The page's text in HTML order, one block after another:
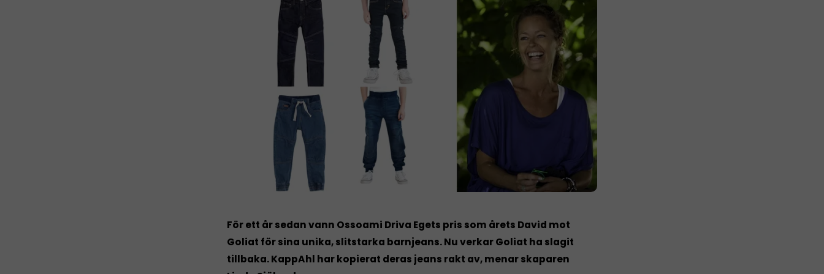
För ett år sedan vann Ossoami Driva Egets pris som årets David mot
Goliat för sina unika, slitstarka barnjeans. Nu verkar Goliat ha slagit
tillbaka. KappAhl har kopierat deras jeans rakt av, menar skaparen